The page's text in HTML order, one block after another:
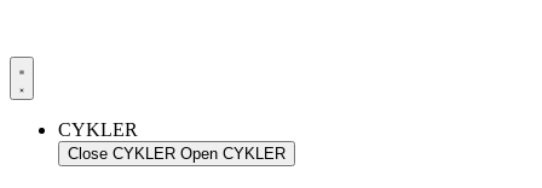
CYKLER
Close CYKLER Open CYKLER